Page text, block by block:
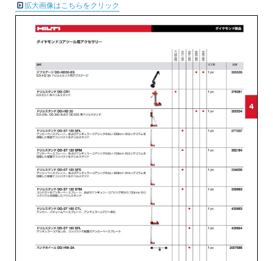
拡大画像はこちらをクリック